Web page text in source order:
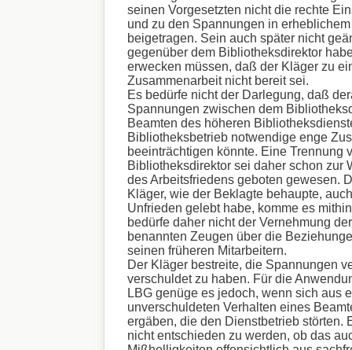
seinen Vorgesetzten nicht die rechte
und zu den Spannungen in
beigetragen. Sein auch später nicht
gegenüber dem Bibliotheksdirektor
erwecken müssen, daß der Kläger zu
Zusammenarbeit nicht bereit sei.
Es bedürfe nicht der Darlegung, daß
Spannungen zwischen dem
Beamten des höheren
Bibliotheksbetrieb notwendige enge
beeinträchtigen könnte. Eine Trennung
Bibliotheksdirektor sei daher schon zur
des Arbeitsfriedens geboten gewesen.
Kläger, wie der Beklagte behaupte,
Unfrieden gelebt habe, komme es
bedürfe daher nicht der Vernehmung
benannten Zeugen über die
seinen früheren Mitarbeitern.
Der Kläger bestreite, die Spannungen
verschuldet zu haben. Für die
LBG genüge es jedoch, wenn sich aus
unverschuldeten Verhalten eines
ergäben, die den Dienstbetrieb störten.
nicht entschieden zu werden, ob das